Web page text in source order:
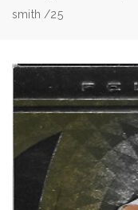
smith /25